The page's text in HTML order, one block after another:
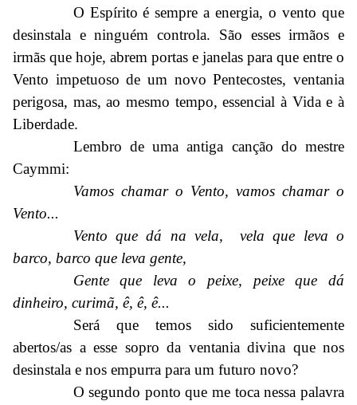
O Espírito é sempre a energia, o vento que
desinstala e ninguém controla. São esses irmãos e
irmãs que hoje, abrem portas e janelas para que entre o
Vento impetuoso de um novo Pentecostes, ventania
perigosa, mas, ao mesmo tempo, essencial à Vida e à
Liberdade.
Lembro de uma antiga canção do mestre
Caymmi:
Vamos chamar o Vento, vamos chamar o
Vento...
Vento que dá na vela, vela que leva o
barco, barco que leva gente,
Gente que leva o peixe, peixe que dá
dinheiro, curimã, ê, ê, ê...
Será que temos sido suficientemente
abertos/as a esse sopro da ventania divina que nos
desinstala e nos empurra para um futuro novo?
O segundo ponto que me toca nessa palavra